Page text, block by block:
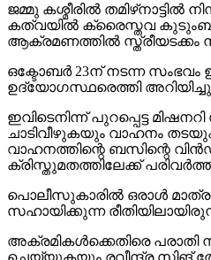
ജമ്മു കശ്മീരില്‍
കത്വയില്‍ ക്രൈസ്തവ
ആക്രമണത്തില്‍ സ്ത്രീയടക്കം
ഒക്ടോബര്‍ 23ന് നടന്ന
ഉദ്യോഗസ്ഥരെത്തി
ഇവിടെനിന്ന് പുറപ്പെട്ട
ചാടിവീഴുകയും വാഹനം
വാഹനത്തിന്റെ ബസിന്റെ
ക്രിസ്തുമതത്തിലേക്ക്
പൊലീസുകാരില്‍ ഒരാള്‍
സഹായിക്കുന്ന
അക്രമികള്‍ക്കെതിരെ
ചെയ്യുകയും രവീന്ദ്ര സിങ്